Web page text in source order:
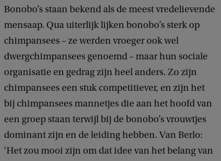
Bonobo’s staan bekend als de meest vredelievende
mensaap. Qua uiterlijk lijken bonobo’s sterk op
chimpansees – ze werden vroeger ook wel
dwergchimpansees genoemd – maar hun sociale
organisatie en gedrag zijn heel anders. Zo zijn
chimpansees een stuk competitiever, en zijn het
bij chimpansees mannetjes die aan het hoofd van
een groep staan terwijl bij de bonobo’s vrouwtjes
dominant zijn en de leiding hebben. Van Berlo:
‘Het zou mooi zijn om dat idee van het belang van